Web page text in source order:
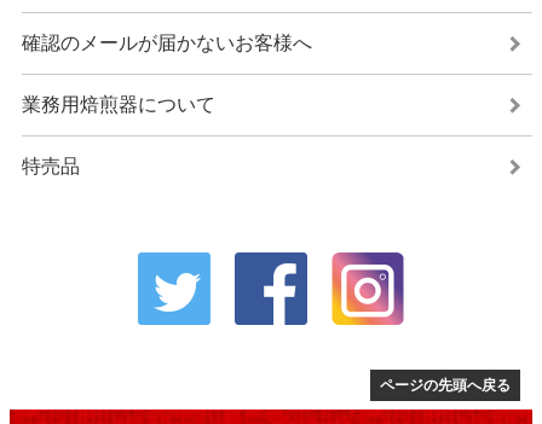
確認のメールが届かないお客様へ
業務用焙煎器について
特売品
ページの先頭へ戻る